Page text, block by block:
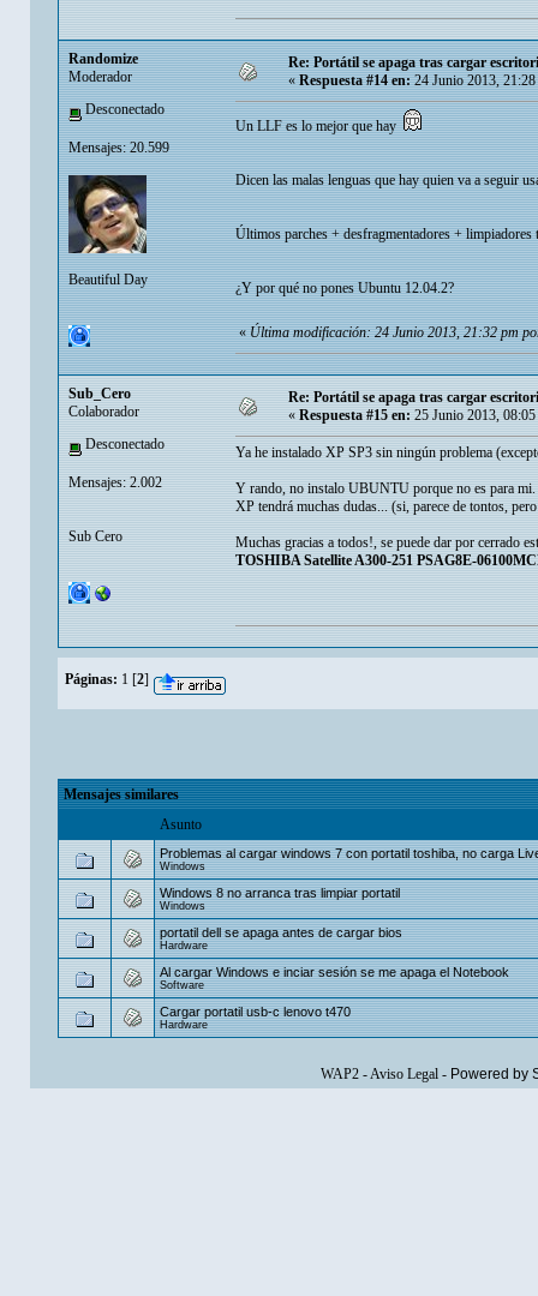
Randomize
Moderador
Desconectado
Mensajes: 20.599
Beautiful Day
Re: Portátil se apaga tras cargar
«Respuesta #14 en:24 Junio 2013, 21:28
Un LLF es lo mejor que hay
Dicen las malas lenguas que hay quien va a seguir
Últimos parches + desfragmentadores +
¿Y por qué no pones Ubuntu 12.04.2?
«Última modificación: 24 Junio 2013, 21:32 pm
Sub_Cero
Colaborador
Desconectado
Mensajes: 2.002
Sub Cero
Re: Portátil se apaga tras cargar
« Respuesta #15 en: 25 Junio 2013, 08:05
Ya he instalado XP SP3 sin ningún problema
Y rando, no instalo UBUNTU porque no es para
XP tendrá muchas dudas... (si, parece de tontos,
Muchas gracias a todos!, se puede dar por cerrado
TOSHIBA Satellite A300-251 PSAG8E-
Páginas: 1 [2]
Mensajes similares
Asunto
Problemas al cargar windows 7 con portatil toshiba, no carga
Windows
Windows 8 no arranca tras limpiar portatil
Windows
portatil dell se apaga antes de cargar bios
Hardware
Al cargar Windows e inciar sesión se me apaga el Notebook
Software
Cargar portatil usb-c lenovo t470
Hardware
WAP2-Aviso Legal- Powered by